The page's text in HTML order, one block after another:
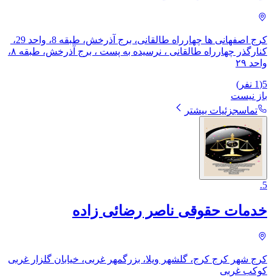
کرج اصفهانی ها چهارراه طالقانی، برج آذرخش، طبقه 8، واحد 29، ​
کنارگذر چهارراه طالقانی ، نرسیده به پست ، برج آذرخش، طبقه ۸،
واحد ۲۹
5
(
1 نفر)
باز نیست
تماسجزئیات بیشتر
5
.
خدمات حقوقی ناصر رضائی زاده
کرج شهر کرج کرج، گلشهر ویلا، بزرگمهر غربی، ​خیابان گلزار غربی
کوکب غربی